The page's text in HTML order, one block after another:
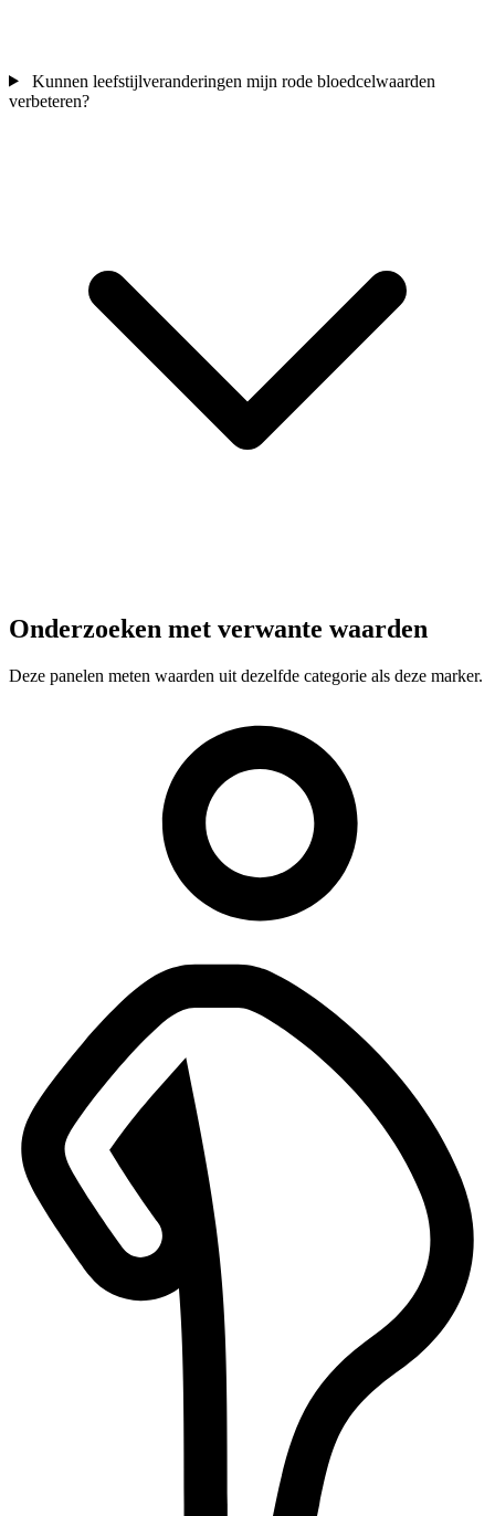
Kunnen leefstijlveranderingen mijn rode bloedcelwaarden
verbeteren?
Onderzoeken met verwante waarden
Deze panelen meten waarden uit dezelfde categorie als deze marker.